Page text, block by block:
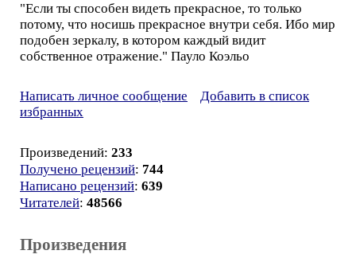
"Если ты способен видеть прекрасное, то только
потому, что носишь прекрасное внутри себя. Ибо мир
подобен зеркалу, в котором каждый видит
собственное отражение." Пауло Коэльо
Написать личное сообщение
Добавить в список
избранных
Произведений: 233
Получено рецензий: 744
Написано рецензий: 639
Читателей: 48566
Произведения